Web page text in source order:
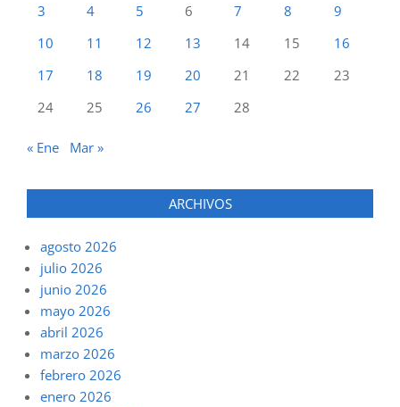
3
4 5 6 7 8
9
10
11 12 13 14 15
16
17
18 19 20 21 22
23
24
25 26 27 28
« Ene Mar »
ARCHIVOS
agosto 2026
julio 2026
junio 2026
mayo 2026
abril 2026
marzo 2026
febrero 2026
enero 2026